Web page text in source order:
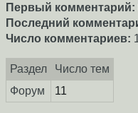
Первый комментарий:
Последний
Число комментариев:
Раздел
Число тем
Форум
11